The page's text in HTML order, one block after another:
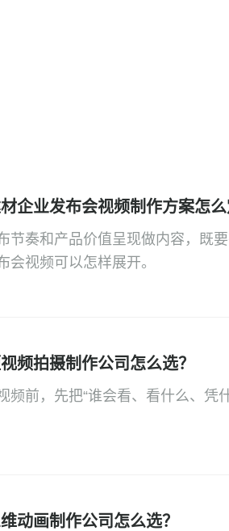
企业发布会视频制作方案怎么
节奏和产品价值呈现做内容，既
会视频可以怎样展开。
频拍摄制作公司怎么选？
频前，先把“谁会看、看什么、凭
动画制作公司怎么选？